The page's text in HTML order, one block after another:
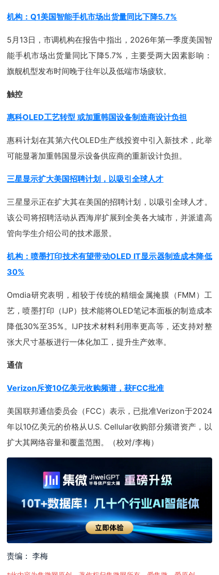
机构：Q1美国智能手机市场出货量同比下降5.7%
5月13日，市调机构在报告中指出，2026年第一季度美国智
能手机市场出货量同比下降5.7%，主要受两大因素影响：
旗舰机型发布时间晚于往年以及低端市场疲软。
触控
惠科OLED工艺转型 或加重韩国设备制造商设计负担
惠科计划在其第六代OLED生产线投资中引入新技术，此举
可能显著加重韩国显示设备供应商的重新设计负担。
三星显示扩大美国招聘计划，以吸引全球人才
三星显示正在扩大其在美国的招聘计划，以吸引全球人才。
该公司将招聘活动从西海岸扩展到全美各大城市，并派遣高
管向学生介绍公司的技术愿景。
机构：喷墨打印技术有望带动OLED IT显示器制造成本降低
30%
Omdia研究表明，相较于传统的精细金属掩膜（FMM）工
艺，喷墨打印（IJP）技术能将OLED笔记本面板的制造成本
降低30%至35%。IJP技术材料利用率更高等，还支持对整
张大尺寸基板进行一体化加工，提升生产效率。
通信
Verizon斥资10亿美元收购频谱，获FCC批准
美国联邦通信委员会（FCC）表示，已批准Verizon于2024
年以10亿美元的价格从U.S. Cellular收购部分频谱资产，以
扩大其网络容量和覆盖范围。（校对/李梅）
责编： 李梅